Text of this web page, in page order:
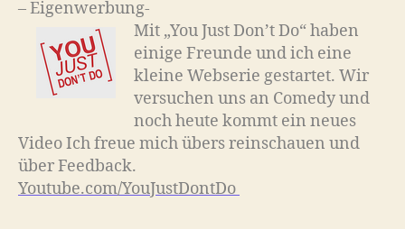
– Eigenwerbung-
Mit „You Just Don’t Do“ haben
einige Freunde und ich eine
kleine Webserie gestartet. Wir
versuchen uns an Comedy und
noch heute kommt ein neues
Video Ich freue mich übers reinschauen und
über Feedback.
Youtube.com/YouJustDontDo